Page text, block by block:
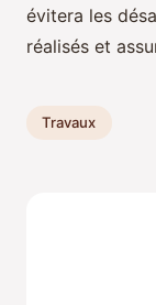
évitera les
réalisés et
Travaux